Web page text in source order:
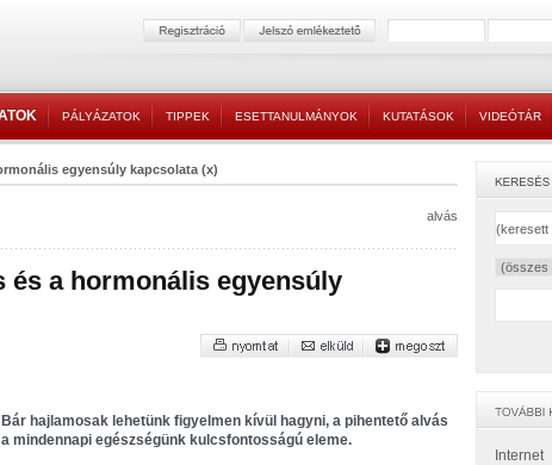
PÁLYÁZATOK TIPPEK ESETTANULMÁNYOK KUTATÁSOK VIDEÓTÁR
egyensúly kapcsolata (x)
alvás
és a hormonális egyensúly
Bár hajlamosak lehetünk figyelmen kívül hagyni, a pihentető alvás
a mindennapi egészségünk kulcsfontosságú eleme.
Internet|